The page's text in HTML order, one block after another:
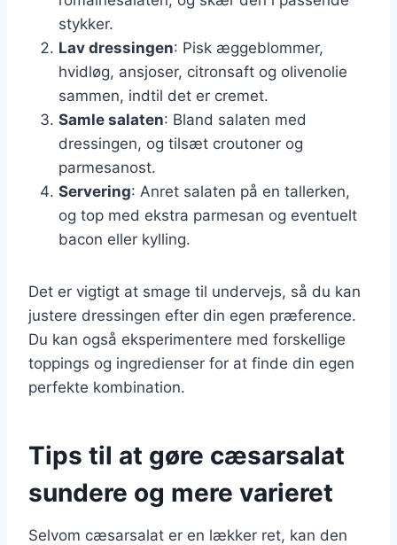
stykker.
Lav dressingen: Pisk æggeblommer,
hvidløg, ansjoser, citronsaft og olivenolie
sammen, indtil det er cremet.
Samle salaten: Bland salaten med
dressingen, og tilsæt croutoner og
parmesanost.
Servering: Anret salaten på en tallerken,
og top med ekstra parmesan og eventuelt
bacon eller kylling.
Det er vigtigt at smage til undervejs, så du kan
justere dressingen efter din egen præference.
Du kan også eksperimentere med forskellige
toppings og ingredienser for at finde din egen
perfekte kombination.
Tips til at gøre cæsarsalat
sundere og mere varieret
Selvom cæsarsalat er en lækker ret, kan den